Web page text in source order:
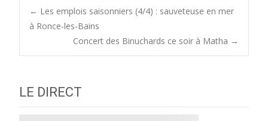
Post
navigation
← Les emplois saisonniers (4/4) : sauveteuse en mer
à Ronce-les-Bains
Concert des Binuchards ce soir à Matha →
LE DIRECT